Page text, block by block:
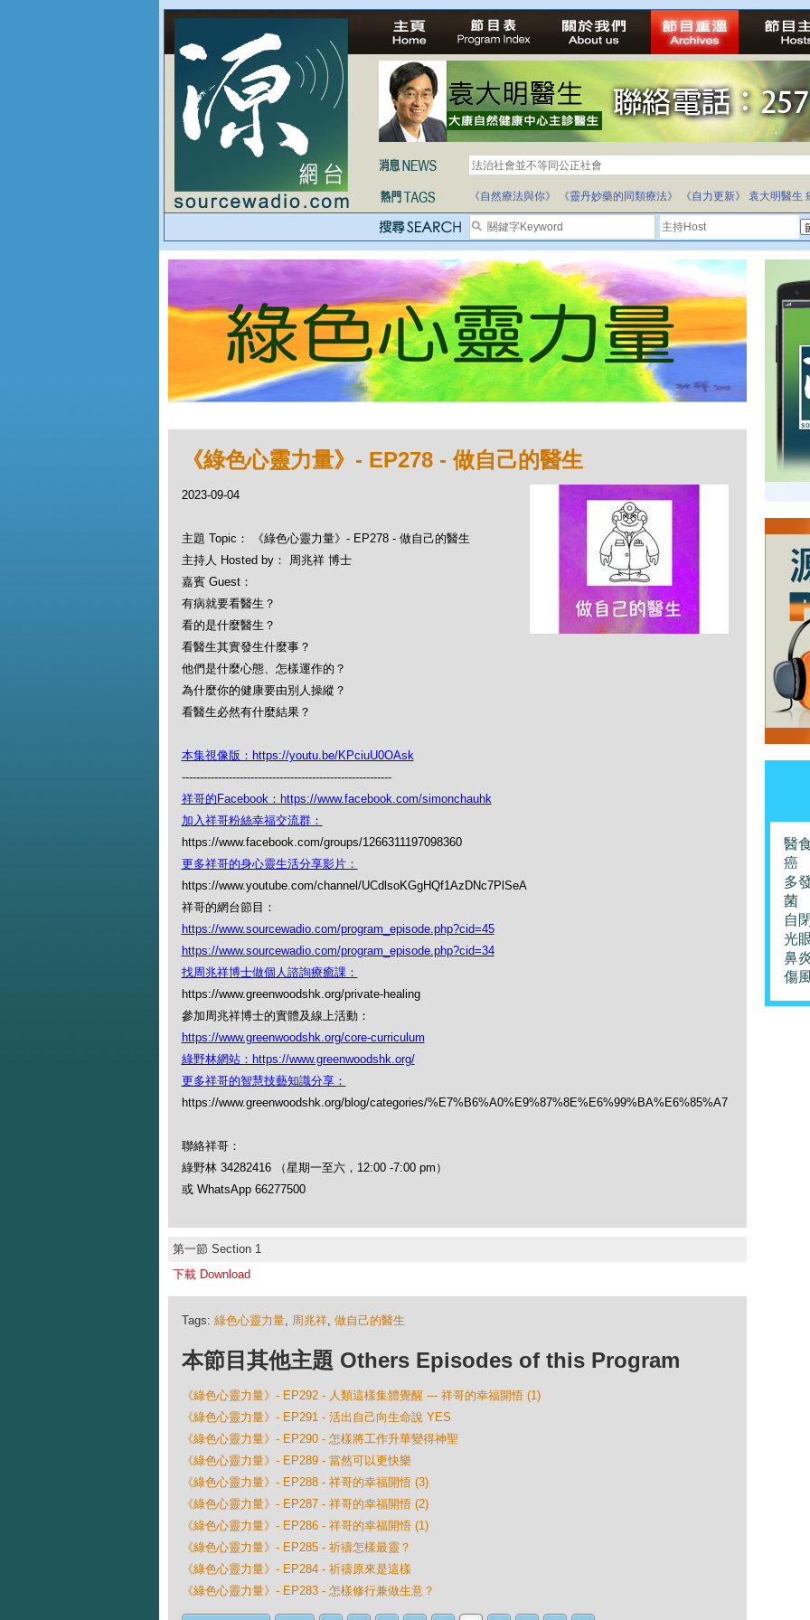
法治社會並不等同公正社會
《自然療法與你》 《靈丹妙藥的同類療法》 《自力更新》 袁大明醫生
《綠色心靈力量》- EP278 - 做自己的醫生
2023-09-04
主題 Topic： 《綠色心靈力量》- EP278 - 做自己的醫生
主持人 Hosted by： 周兆祥 博士
嘉賓 Guest：
有病就要看醫生？
看的是什麼醫生？
看醫生其實發生什麼事？
他們是什麼心態、怎樣運作的？
為什麼你的健康要由別人操縱？
看醫生必然有什麼結果？
本集視像版：https://youtu.be/KPciuU0OAsk
----------------------------------------------------------
祥哥的Facebook：https://www.facebook.com/simonchauhk
加入祥哥粉絲幸福交流群：
https://www.facebook.com/groups/1266311197098360
更多祥哥的身心靈生活分享影片：
https://www.youtube.com/channel/UCdlsoKGgHQf1AzDNc7PlSeA
祥哥的網台節目：
https://www.sourcewadio.com/program_episode.php?cid=45
https://www.sourcewadio.com/program_episode.php?cid=34
找周兆祥博士做個人諮詢療癒課：
https://www.greenwoodshk.org/private-healing
參加周兆祥博士的實體及線上活動：
https://www.greenwoodshk.org/core-curriculum
綠野林網站：https://www.greenwoodshk.org/
更多祥哥的智慧技藝知識分享：
https://www.greenwoodshk.org/blog/categories/%E7%B6%A0%E9%87%8E%E6%99%BA%E6%85%A7
聯絡祥哥：
綠野林 34282416 （星期一至六，12:00 -7:00 pm）
或 WhatsApp 66277500
第一節 Section 1
下載 Download
Tags: 綠色心靈力量, 周兆祥, 做自己的醫生
本節目其他主題 Others Episodes of this Program
《綠色心靈力量》- EP292 - 人類這樣集體覺醒 --- 祥哥的幸福開悟 (1)
《綠色心靈力量》- EP291 - 活出自己向生命說 YES
《綠色心靈力量》- EP290 - 怎樣將工作升華變得神聖
《綠色心靈力量》- EP289 - 當然可以更快樂
《綠色心靈力量》- EP288 - 祥哥的幸福開悟 (3)
《綠色心靈力量》- EP287 - 祥哥的幸福開悟 (2)
《綠色心靈力量》- EP286 - 祥哥的幸福開悟 (1)
《綠色心靈力量》- EP285 - 祈禱怎樣最靈？
《綠色心靈力量》- EP284 - 祈禱原來是這樣
《綠色心靈力量》- EP283 - 怎樣修行兼做生意？
醫
癌
多
菌
自
光
鼻
傷